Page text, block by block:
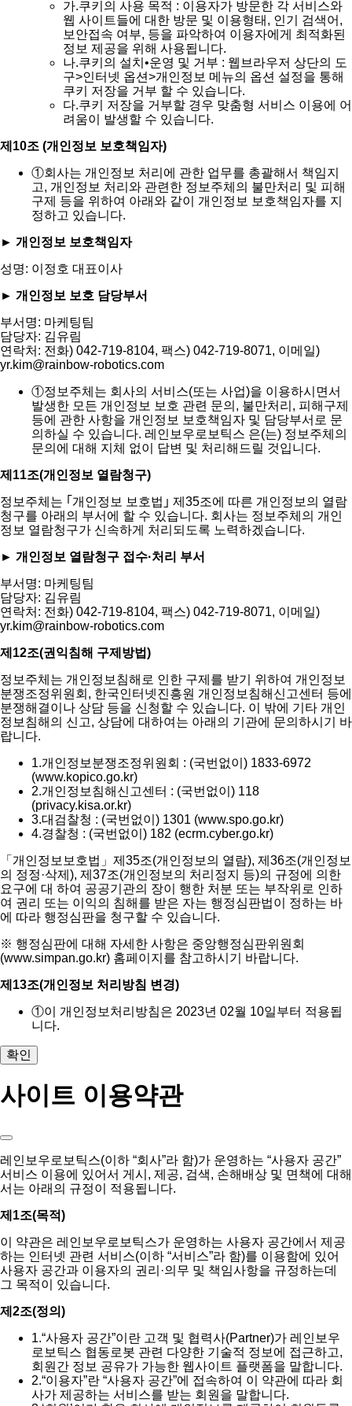
가.쿠키의 사용 목적 : 이용자가 방문한 각 서비스와
웹 사이트들에 대한 방문 및 이용형태, 인기 검색어,
보안접속 여부, 등을 파악하여 이용자에게 최적화된
정보 제공을 위해 사용됩니다.
나.쿠키의 설치•운영 및 거부 : 웹브라우저 상단의 도
구>인터넷 옵션>개인정보 메뉴의 옵션 설정을 통해
쿠키 저장을 거부 할 수 있습니다.
다.쿠키 저장을 거부할 경우 맞춤형 서비스 이용에 어
려움이 발생할 수 있습니다.
제10조 (개인정보 보호책임자)
①회사는 개인정보 처리에 관한 업무를 총괄해서 책임지
고, 개인정보 처리와 관련한 정보주체의 불만처리 및 피해
구제 등을 위하여 아래와 같이 개인정보 보호책임자를 지
정하고 있습니다.
► 개인정보 보호책임자
성명: 이정호 대표이사
► 개인정보 보호 담당부서
부서명: 마케팅팀
담당자: 김유림
연락처: 전화) 042-719-8104, 팩스) 042-719-8071, 이메일)
yr.kim@rainbow-robotics.com
①정보주체는 회사의 서비스(또는 사업)을 이용하시면서
발생한 모든 개인정보 보호 관련 문의, 불만처리, 피해구제
등에 관한 사항을 개인정보 보호책임자 및 담당부서로 문
의하실 수 있습니다. 레인보우로보틱스 은(는) 정보주체의
문의에 대해 지체 없이 답변 및 처리해드릴 것입니다.
제11조(개인정보 열람청구)
정보주체는 ｢개인정보 보호법｣ 제35조에 따른 개인정보의 열람
청구를 아래의 부서에 할 수 있습니다. 회사는 정보주체의 개인
정보 열람청구가 신속하게 처리되도록 노력하겠습니다.
► 개인정보 열람청구 접수·처리 부서
부서명: 마케팅팀
담당자: 김유림
연락처: 전화) 042-719-8104, 팩스) 042-719-8071, 이메일)
yr.kim@rainbow-robotics.com
제12조(권익침해 구제방법)
정보주체는 개인정보침해로 인한 구제를 받기 위하여 개인정보
분쟁조정위원회, 한국인터넷진흥원 개인정보침해신고센터 등에
분쟁해결이나 상담 등을 신청할 수 있습니다. 이 밖에 기타 개인
정보침해의 신고, 상담에 대하여는 아래의 기관에 문의하시기 바
랍니다.
1.개인정보분쟁조정위원회 : (국번없이) 1833-6972
(www.kopico.go.kr)
2.개인정보침해신고센터 : (국번없이) 118
(privacy.kisa.or.kr)
3.대검찰청 : (국번없이) 1301 (www.spo.go.kr)
4.경찰청 : (국번없이) 182 (ecrm.cyber.go.kr)
「개인정보보호법」제35조(개인정보의 열람), 제36조(개인정보
의 정정·삭제), 제37조(개인정보의 처리정지 등)의 규정에 의한
요구에 대 하여 공공기관의 장이 행한 처분 또는 부작위로 인하
여 권리 또는 이익의 침해를 받은 자는 행정심판법이 정하는 바
에 따라 행정심판을 청구할 수 있습니다.
※ 행정심판에 대해 자세한 사항은 중앙행정심판위원회
(www.simpan.go.kr) 홈페이지를 참고하시기 바랍니다.
제13조(개인정보 처리방침 변경)
①이 개인정보처리방침은 2023년 02월 10일부터 적용됩
니다.
확인
사이트 이용약관
레인보우로보틱스(이하 “회사”라 함)가 운영하는 “사용자 공간”
서비스 이용에 있어서 게시, 제공, 검색, 손해배상 및 면책에 대해
서는 아래의 규정이 적용됩니다.
제1조(목적)
이 약관은 레인보우로보틱스가 운영하는 사용자 공간에서 제공
하는 인터넷 관련 서비스(이하 “서비스”라 함)를 이용함에 있어
사용자 공간과 이용자의 권리·의무 및 책임사항을 규정하는데
그 목적이 있습니다.
제2조(정의)
1.“사용자 공간”이란 고객 및 협력사(Partner)가 레인보우
로보틱스 협동로봇 관련 다양한 기술적 정보에 접근하고,
회원간 정보 공유가 가능한 웹사이트 플랫폼을 말합니다.
2.“이용자”란 “사용자 공간”에 접속하여 이 약관에 따라 회
사가 제공하는 서비스를 받는 회원을 말합니다.